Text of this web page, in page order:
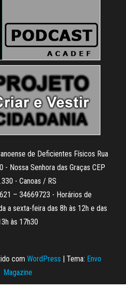
de Deficientes Físicos Rua
- Nossa Senhora das Graças CEP
- Canoas / RS
– 34669723 - Horários de
a sexta-feira das 8h às 12h e das
às 17h30
com WordPress | Tema: Envo
Magazine